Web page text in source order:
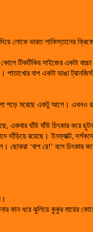
লোকে ভারত পাকিস্তানের
সাইজের একটা
পাতাখোর বাপ একটা ভাঙা
পড়ে মরেছে একটু আগে। এখনও
ঘাঁউ ঘাঁউ চিৎকার করে
রয়েছে। ইনফ্যাক্ট,
ছোকরা ‘বাপ রে!’ বলে
কান ধরে ঝুলিয়ে কুকুর মায়ের